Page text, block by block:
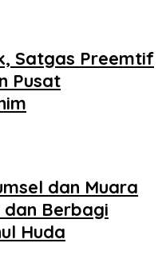
Satgas Preemtif
Pusat
dan Muara
dan Berbagi
Huda